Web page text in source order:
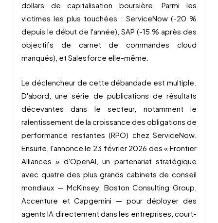
dollars de capitalisation boursière. Parmi les
victimes les plus touchées : ServiceNow (-20 %
depuis le début de l'année), SAP (-15 % après des
objectifs de carnet de commandes cloud
manqués), et Salesforce elle-même.
Le déclencheur de cette débandade est multiple.
D'abord, une série de publications de résultats
décevantes dans le secteur, notamment le
ralentissement de la croissance des obligations de
performance restantes (RPO) chez ServiceNow.
Ensuite, l'annonce le 23 février 2026 des « Frontier
Alliances » d'OpenAI, un partenariat stratégique
avec quatre des plus grands cabinets de conseil
mondiaux — McKinsey, Boston Consulting Group,
Accenture et Capgemini — pour déployer des
agents IA directement dans les entreprises, court-